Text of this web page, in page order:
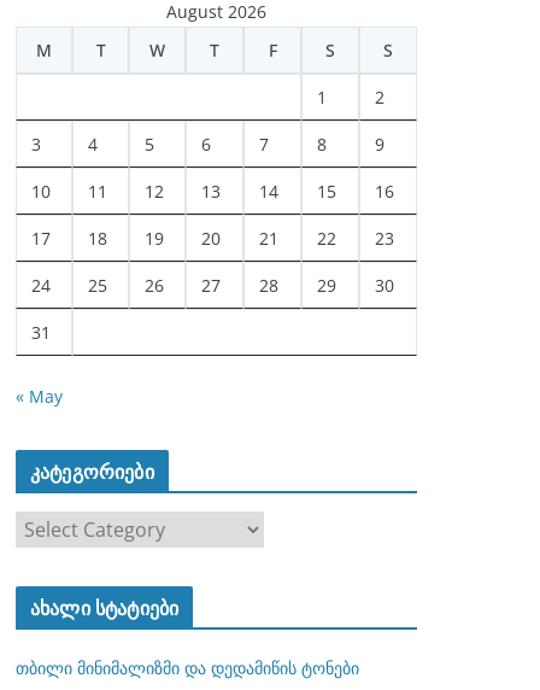
August 2026
M
T W T F S S
1 2
3 4 5 6 7 8 9
10 11 12 13 14 15 16
17 18 19 20 21 22 23
24 25 26 27 28 29 30
31
« May
კატეგორიები
ტ
ო
ახალი სტატიები
თბილი მინიმალიზმი და დედამიწის ტონები